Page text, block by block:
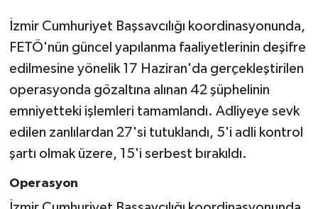
İzmir Cumhuriyet Başsavcılığı koordinasyonunda,
FETÖ'nün güncel yapılanma faaliyetlerinin deşifre
edilmesine yönelik 17 Haziran'da gerçekleştirilen
operasyonda gözaltına alınan 42 şüphelinin
emniyetteki işlemleri tamamlandı. Adliyeye sevk
edilen zanlılardan 27'si tutuklandı, 5'i adli kontrol
şartı olmak üzere, 15'i serbest bırakıldı.
Operasyon
Siyaset
Spor
Teknoloji